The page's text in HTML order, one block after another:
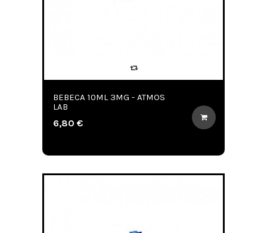
BEBECA 10ML 3MG - ATMOS
LAB
6,80 €